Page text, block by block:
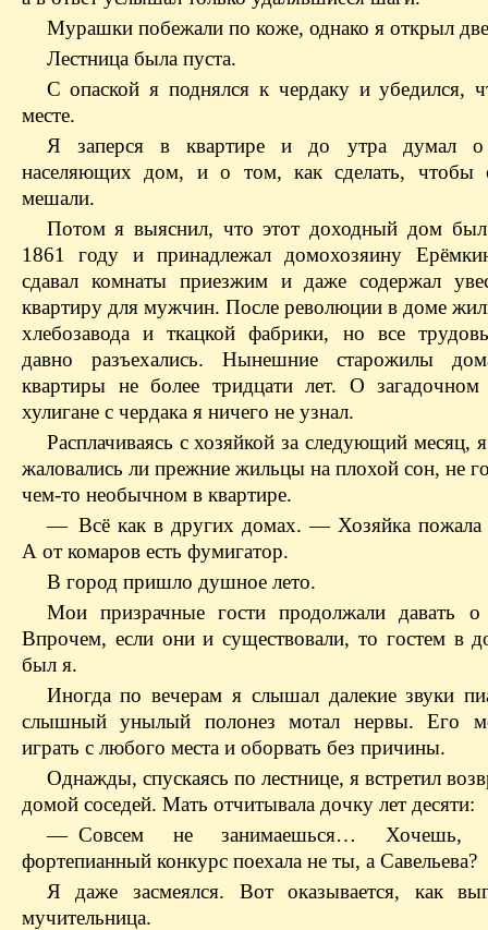
Мурашки побежали по коже, однако я открыл
Лестница была пуста.
С опаской я поднялся к чердаку и убедился,
месте.
Я заперся в квартире и до утра думал о
населяющих дом, и о том, как сделать, чтобы
мешали.
Потом я выяснил, что этот доходный дом был
1861 году и принадлежал домохозяину
сдавал комнаты приезжим и даже содержал
квартиру для мужчин. После революции в доме
хлебозавода и ткацкой фабрики, но все
давно разъехались. Нынешние старожилы
квартиры не более тридцати лет. О
хулигане с чердака я ничего не узнал.
Расплачиваясь с хозяйкой за следующий месяц,
жаловались ли прежние жильцы на плохой сон, не
чем-то необычном в квартире.
— Всё как в других домах. — Хозяйка
А от комаров есть фумигатор.
В город пришло душное лето.
Мои призрачные гости продолжали давать о
Впрочем, если они и существовали, то гостем в
был я.
Иногда по вечерам я слышал далекие звуки
слышный унылый полонез мотал нервы. Его
играть с любого места и оборвать без причины.
Однажды, спускаясь по лестнице, я встретил
домой соседей. Мать отчитывала дочку лет десяти:
— Совсем не занимаешься… Хочешь,
фортепианный конкурс поехала не ты, а Савельева?
Я даже засмеялся. Вот оказывается, как
мучительница.